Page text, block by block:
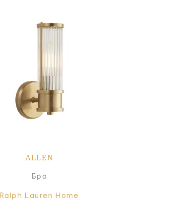
ALLEN
Бра
Ralph Lauren Home